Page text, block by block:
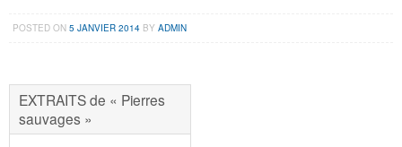
POSTED ON5 JANVIER 2014 BYADMIN
EXTRAITS de « Pierres
sauvages »